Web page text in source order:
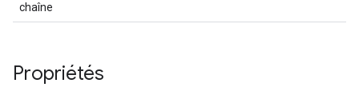
chaîne
Propriétés